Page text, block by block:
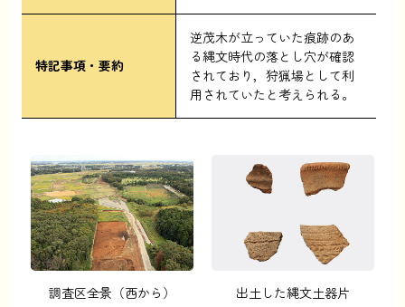
特記事項・要約
逆茂木が立っていた痕跡のあ
る縄文時代の落とし穴が確認
されており，狩猟場として利
用されていたと考えられる。
調査区全景（西から） 出土した縄文土器片